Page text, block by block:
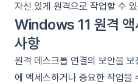
자신 있게 원격으로 작업할 수
Windows 11 원격 액
사항
원격 데스크톱 연결의 보안을
에 액세스하거나 중요한 작업을